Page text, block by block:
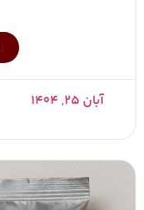
آبان ۲۵, ۱۴۰۴